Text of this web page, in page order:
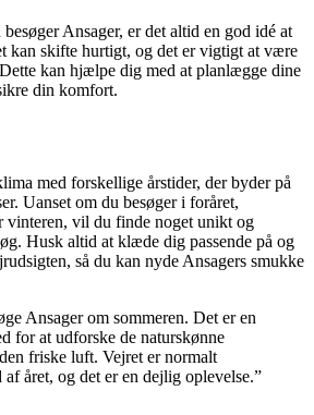
Ansager, er det altid en god idé at
kan skifte hurtigt, og det er vigtigt at være
kan hjælpe dig med at planlægge dine
din komfort.
med forskellige årstider, der byder på
Uanset om du besøger i foråret,
vinteren, vil du finde noget unikt og
Husk altid at klæde dig passende på og
så du kan nyde Ansagers smukke
Ansager om sommeren. Det er en
for at udforske de naturskønne
friske luft. Vejret er normalt
året, og det er en dejlig oplevelse.”